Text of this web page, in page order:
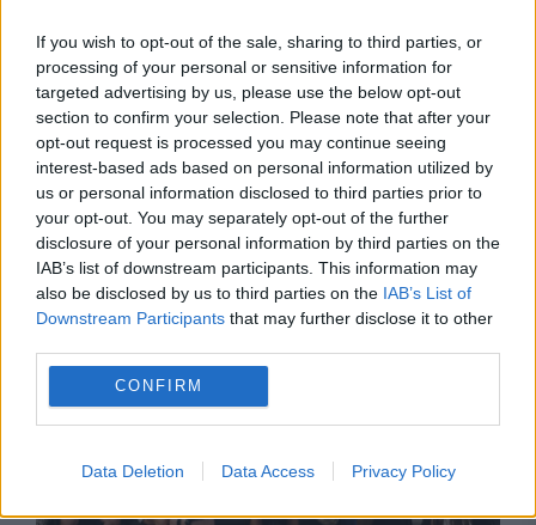
If you wish to opt-out of the sale, sharing to third parties, or
processing of your personal or sensitive information for
targeted advertising by us, please use the below opt-out
section to confirm your selection. Please note that after your
opt-out request is processed you may continue seeing
interest-based ads based on personal information utilized by
us or personal information disclosed to third parties prior to
your opt-out. You may separately opt-out of the further
disclosure of your personal information by third parties on the
IAB’s list of downstream participants. This information may
also be disclosed by us to third parties on the IAB’s List of
Downstream Participants that may further disclose it to other
CONFIRM
Data Deletion Data Access Privacy Policy
INTERNATIONAL
Schimbare istorică în Marea Britanie.
Premierul Andy Burnham propune adoptarea
unei constituții scrise